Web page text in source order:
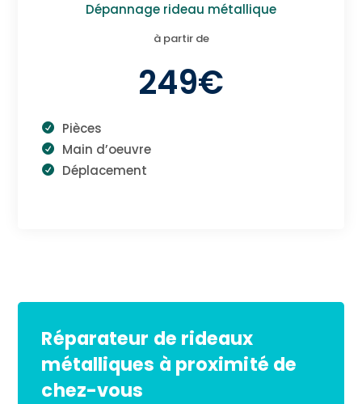
Dépannage rideau métallique
à partir de
249€
Pièces
Main d’oeuvre
Déplacement
Réparateur de rideaux
métalliques à proximité de
chez-vous